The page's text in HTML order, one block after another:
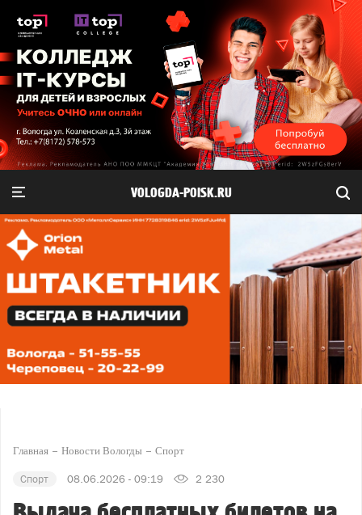
VOLOGDA-POISK.RU
Главная Новости Вологды Спорт
Спорт 08.06.2026 - 09:19 2 230